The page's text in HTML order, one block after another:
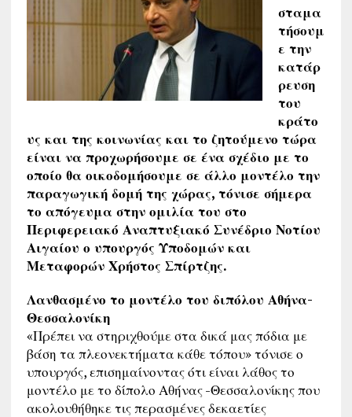
σταμα
τήσουμ
ε την
κατάρ
ρευση
του
κράτο
υς και της κοινωνίας και το ζητούμενο τώρα
είναι να προχωρήσουμε σε ένα σχέδιο με το
οποίο θα οικοδομήσουμε σε άλλο μοντέλο την
παραγωγική δομή της χώρας, τόνισε σήμερα
το απόγευμα στην ομιλία του στο
Περιφερειακό Αναπτυξιακό Συνέδριο Νοτίου
Αιγαίου ο υπουργός Υποδομών και
Μεταφορών Χρήστος Σπίρτζης.
Λανθασμένο το μοντέλο του διπόλου Αθήνα-
Θεσσαλονίκη
«Πρέπει να στηριχθούμε στα δικά μας πόδια με
βάση τα πλεονεκτήματα κάθε τόπου» τόνισε ο
υπουργός, επισημαίνοντας ότι είναι λάθος το
μοντέλο με το δίπολο Αθήνας -Θεσσαλονίκης που
ακολουθήθηκε τις περασμένες δεκαετίες